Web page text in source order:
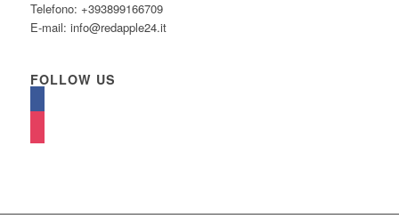
Telefono: +393899166709
E-mail: info@redapple24.it
FOLLOW US